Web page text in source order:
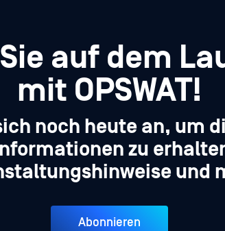
auf dem
mit OPSWAT!
noch heute an, um
zu
und
Abonnieren